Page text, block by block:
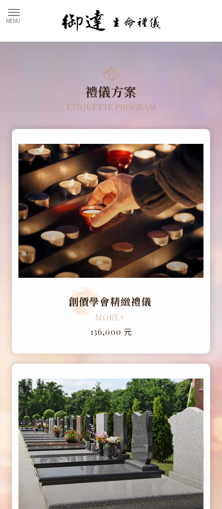
禮儀方案
ETIQUETTE PROGRAM
創價學會精緻禮儀
MORE+
136,000 元